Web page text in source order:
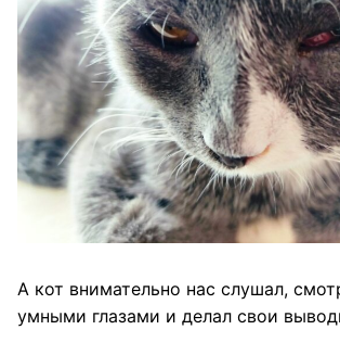
А кот внимательно нас слушал,
умными глазами и делал свои